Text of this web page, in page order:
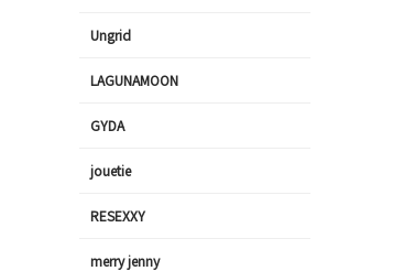
Ungrid
LAGUNAMOON
GYDA
jouetie
RESEXXY
merry jenny